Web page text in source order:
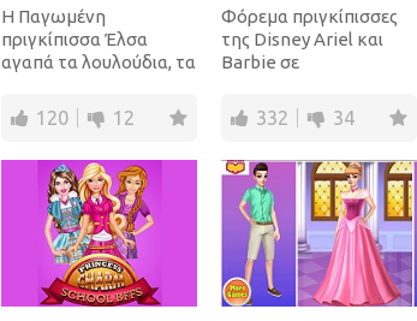
Η Παγωμένη
πριγκίπισσα Έλσα
αγαπά τα λουλούδια, τα
διακόσμηση και στα
φορέματα! Κάτ...
120 12
Φόρεμα πριγκίπισσες
της Disney Ariel και
Barbie σε
κοστούμια superhero
και αξεσουάρ με...
332 34